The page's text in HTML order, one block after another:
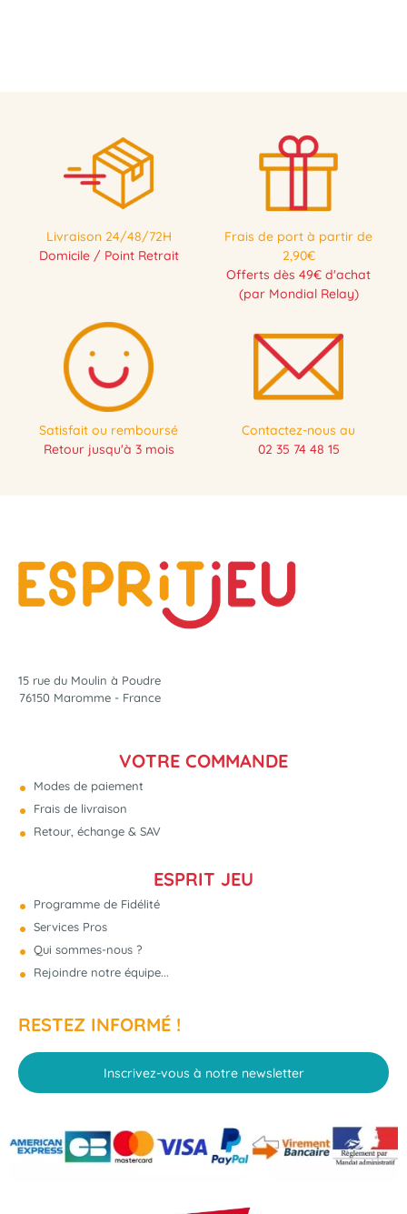
Livraison 24/48/72H
Domicile / Point Retrait
Frais de port à partir de
2,90€
Offerts dès 49€ d'achat
(par Mondial Relay)
Satisfait ou remboursé
Retour jusqu'à 3 mois
Contactez-nous au
02 35 74 48 15
15 rue du Moulin à Poudre
76150 Maromme - France
VOTRE COMMANDE
Modes de paiement
Frais de livraison
Retour, échange & SAV
ESPRIT JEU
Programme de Fidélité
Services Pros
Qui sommes-nous ?
Rejoindre notre équipe...
RESTEZ INFORMÉ !
Inscrivez-vous à notre newsletter